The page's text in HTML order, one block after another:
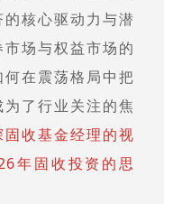
核心驱动力与潜
场与权益市场的
在震荡格局中把
了行业关注的焦
收基金经理的视
年固收投资的思